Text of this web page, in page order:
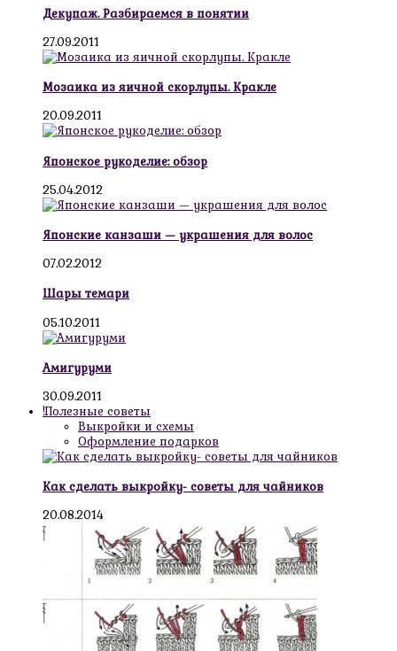
Декупаж. Разбираемся в понятии
27.09.2011
Мозаика из яичной скорлупы. Кракле
20.09.2011
Японское рукоделие: обзор
25.04.2012
Японские канзаши — украшения для волос
07.02.2012
Шары темари
05.10.2011
Амигуруми
30.09.2011
!Полезные советы
Выкройки и схемы
Оформление подарков
Как сделать выкройку- советы для чайников
20.08.2014